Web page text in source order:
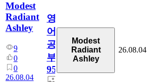
Modest
Radiant
Ashley
9
0
0
26.08.04
영
어
공
부
95
Modest
Radiant
Ashley
26.08.04